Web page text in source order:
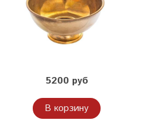
5200 руб
В корзину